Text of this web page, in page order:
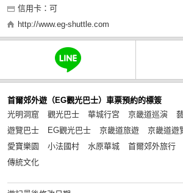
信用卡：可
http://www.eg-shuttle.com
首爾郊外遊（EG觀光巴士）車票預約的標簽
光明洞窟
觀光巴士 華城行宮 京畿道巡演
遊覽巴士
EG觀光巴士 京畿道旅遊 京畿道遊
愛寶樂園
小法國村 水原華城 首爾郊外旅行
傳統文化